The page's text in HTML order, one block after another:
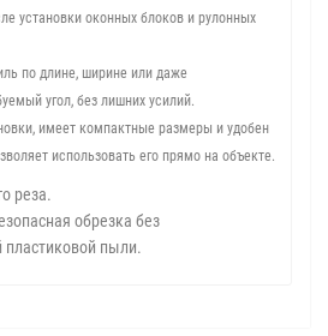
установки оконных блоков и рулонных
по длине, ширине или даже
угол, без лишних усилий.
имеет компактные размеры и удобен
использовать его прямо на объекте.
реза.
обрезка без
пластиковой пыли.